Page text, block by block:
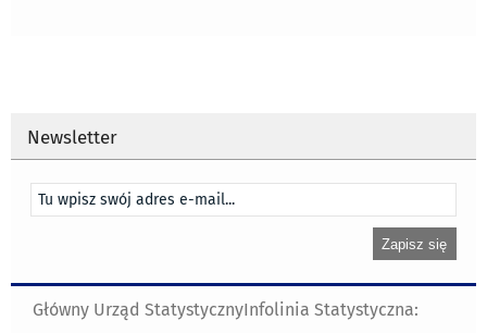
Newsletter
Główny Urząd StatystycznyInfolinia Statystyczna: